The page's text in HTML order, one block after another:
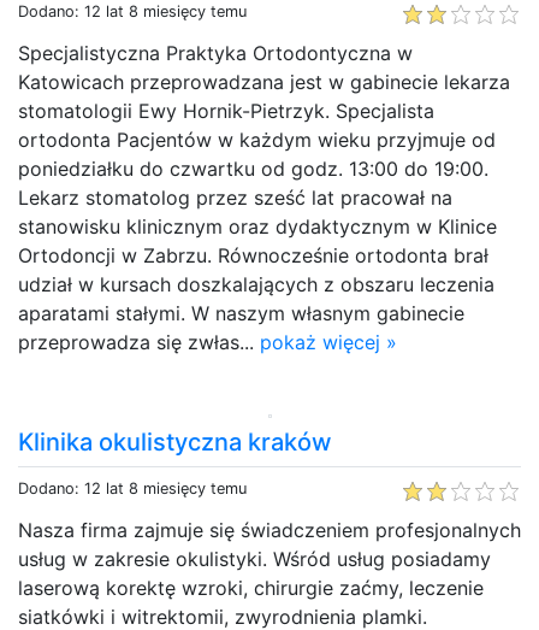
Dodano: 12 lat 8 miesięcy temu
Specjalistyczna Praktyka Ortodontyczna w
Katowicach przeprowadzana jest w gabinecie lekarza
stomatologii Ewy Hornik-Pietrzyk. Specjalista
ortodonta Pacjentów w każdym wieku przyjmuje od
poniedziałku do czwartku od godz. 13:00 do 19:00.
Lekarz stomatolog przez sześć lat pracował na
stanowisku klinicznym oraz dydaktycznym w Klinice
Ortodoncji w Zabrzu. Równocześnie ortodonta brał
udział w kursach doszkalających z obszaru leczenia
aparatami stałymi. W naszym własnym gabinecie
przeprowadza się zwłas... pokaż więcej »
Klinika okulistyczna kraków
Dodano: 12 lat 8 miesięcy temu
Nasza firma zajmuje się świadczeniem profesjonalnych
usług w zakresie okulistyki. Wśród usług posiadamy
laserową korektę wzroki, chirurgie zaćmy, leczenie
siatkówki i witrektomii, zwyrodnienia plamki.